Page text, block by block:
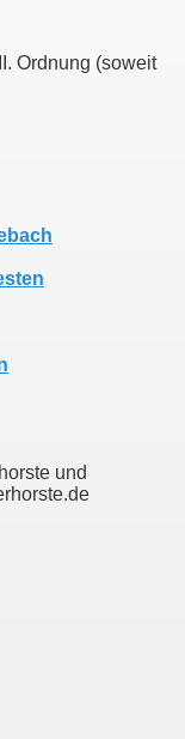
Ordnung (soweit
und